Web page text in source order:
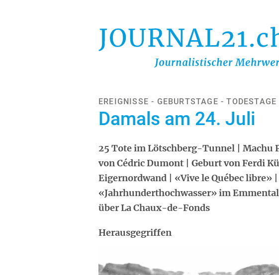
EREIGNISSE - GEBURTSTAGE - TODESTAGE
Damals am 24. Juli
25 Tote im Lötschberg-Tunnel | Machu
von Cédric Dumont | Geburt von Ferdi
Eigernordwand | «Vive le Québec libre» |
«Jahrhunderthochwasser» im
über La Chaux-de-Fonds
Herausgegriffen